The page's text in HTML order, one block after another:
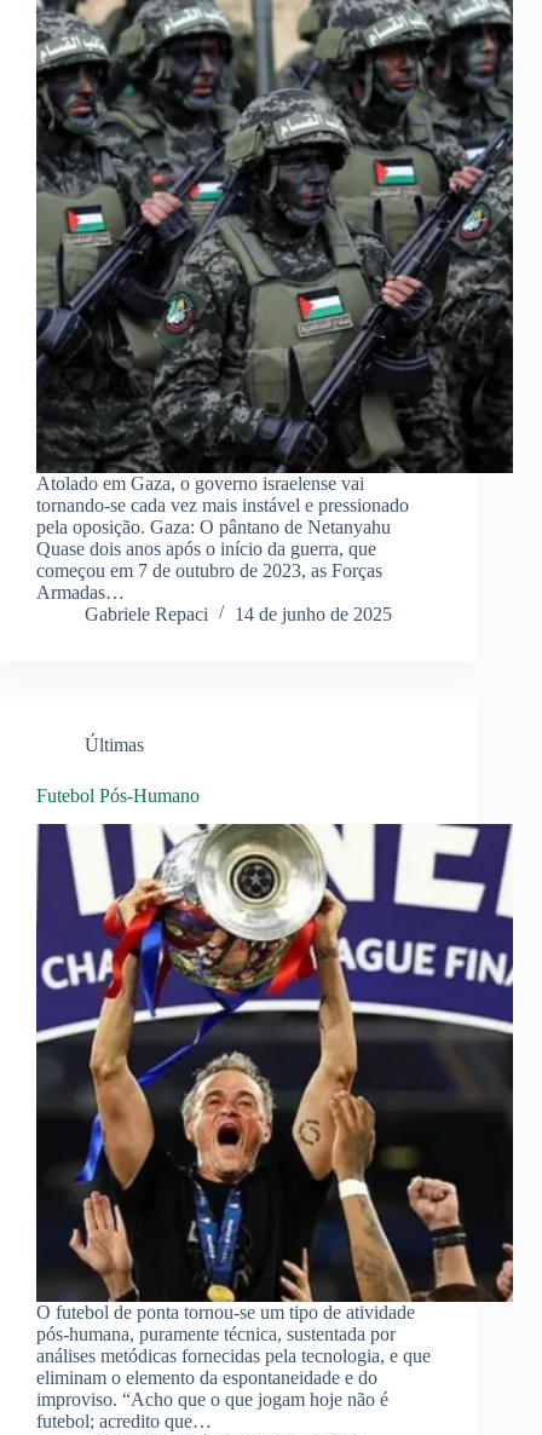
Atolado em Gaza, o governo israelense vai
tornando-se cada vez mais instável e pressionado
pela oposição. Gaza: O pântano de Netanyahu
Quase dois anos após o início da guerra, que
começou em 7 de outubro de 2023, as Forças
Armadas…
Gabriele Repaci
14 de junho de 2025
Últimas
Futebol Pós-Humano
O futebol de ponta tornou-se um tipo de atividade
pós-humana, puramente técnica, sustentada por
análises metódicas fornecidas pela tecnologia, e que
eliminam o elemento da espontaneidade e do
improviso. “Acho que o que jogam hoje não é
futebol; acredito que…